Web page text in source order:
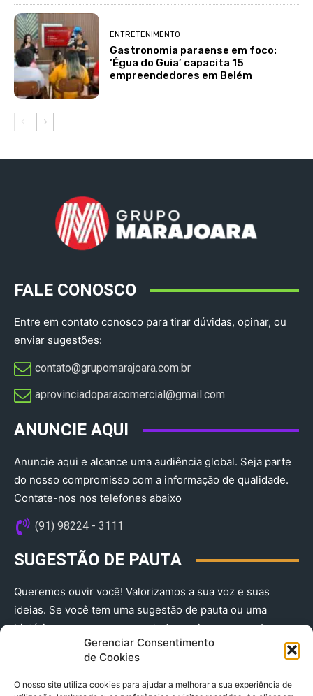
Gerenciar Consentimento
de Cookies
O nosso site utiliza cookies para ajudar a melhorar a sua experiência de
ENTRETENIMENTO
Gastronomia paraense em foco:
‘Égua do Guia’ capacita 15
empreendedores em Belém
FALE CONOSCO
Entre em contato conosco para tirar dúvidas, opinar, ou
enviar sugestões:
contato@grupomarajoara.com.br
aprovinciadoparacomercial@gmail.com​
ANUNCIE AQUI
Anuncie aqui e alcance uma audiência global. Seja parte
do nosso compromisso com a informação de qualidade.
Contate-nos nos telefones abaixo
(91) 98224 - 3111
SUGESTÃO DE PAUTA
Queremos ouvir você! Valorizamos a sua voz e suas
ideias. Se você tem uma sugestão de pauta ou uma
história que merece ser contada, envie-nos agora!
(91) 98224 - 3111